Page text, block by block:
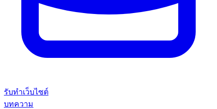
รับทำเว็บไซต์
บทความ